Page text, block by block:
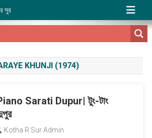
সুর
KHUNJI (1974)
Sarati Dupur| টুং-টাং
Kotha R Sur Admin